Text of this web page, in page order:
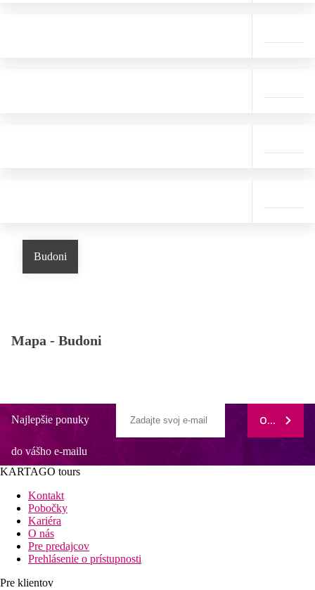
Budoni
Mapa - Budoni
Najlepšie ponuky
do vášho e-mailu
ODOBERAŤ
KARTAGO tours
Kontakt
Pobočky
Kariéra
O nás
Pre predajcov
Prehlásenie o prístupnosti
Pre klientov